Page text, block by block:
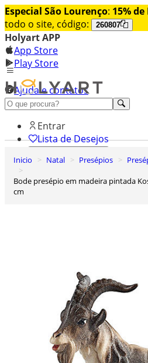
Especial São Lourenço: 15% de
todo o site, código:
260807
Holyart APP
App Store
Play Store
Ajuda e contatos
Conheça premium
Entrar
Lista de Desejos
Inicio Natal Presépios
Bode presépio em madeira pintada Kostner com peças altura média 9,5
cm